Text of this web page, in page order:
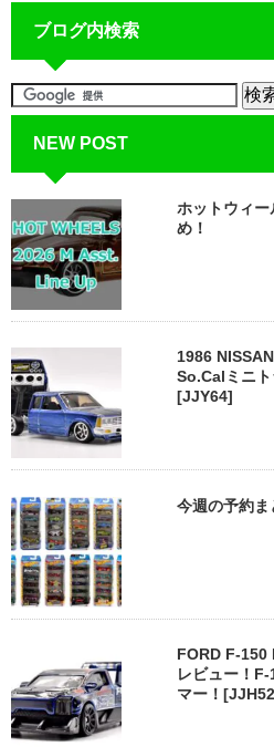
ブログ内検索
NEW POST
ホットウィ
め！
1986
So.Calミニト
[JJY64]
今週の予約ま
FORD F-150
レビュー！
マー！